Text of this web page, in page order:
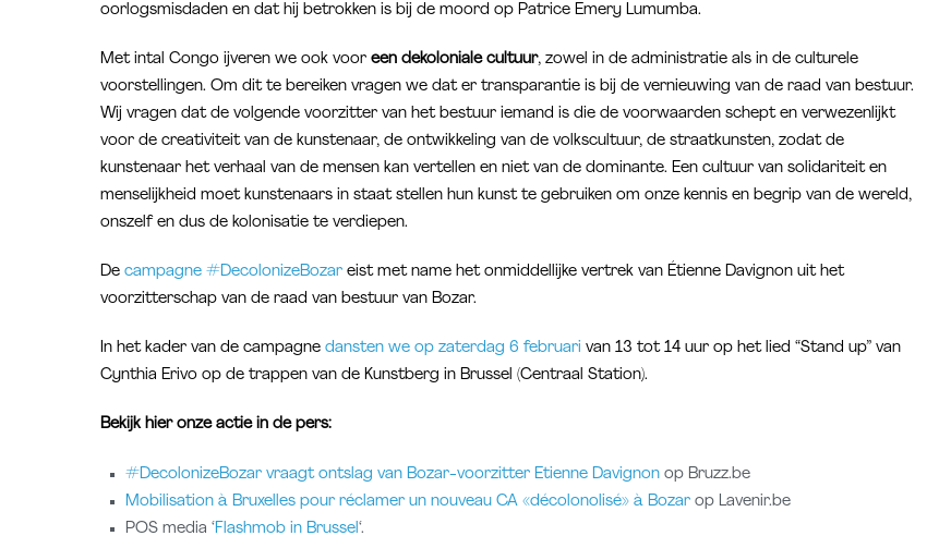
oorlogsmisdaden en dat hij betrokken is bij de moord op Patrice Emery Lumumba.
Met intal Congo ijveren we ook voor een dekoloniale cultuur, zowel in de administratie als in de culturele
voorstellingen. Om dit te bereiken vragen we dat er transparantie is bij de vernieuwing van de raad van bestuur.
Wij vragen dat de volgende voorzitter van het bestuur iemand is die de voorwaarden schept en verwezenlijkt
voor de creativiteit van de kunstenaar, de ontwikkeling van de volkscultuur, de straatkunsten, zodat de
kunstenaar het verhaal van de mensen kan vertellen en niet van de dominante. Een cultuur van solidariteit en
menselijkheid moet kunstenaars in staat stellen hun kunst te gebruiken om onze kennis en begrip van de wereld,
onszelf en dus de kolonisatie te verdiepen.
De campagne #DecolonizeBozar eist met name het onmiddellijke vertrek van Étienne Davignon uit het
voorzitterschap van de raad van bestuur van Bozar.
In het kader van de campagne dansten we op zaterdag 6 februari van 13 tot 14 uur op het lied “Stand up” van
Cynthia Erivo op de trappen van de Kunstberg in Brussel (Centraal Station).
Bekijk hier onze actie in de pers:
#DecolonizeBozar vraagt ontslag van Bozar-voorzitter Etienne Davignon op Bruzz.be
Mobilisation à Bruxelles pour réclamer un nouveau CA «décolonolisé» à Bozar op Lavenir.be
POS media ‘ Flashmob in Brussel‘.